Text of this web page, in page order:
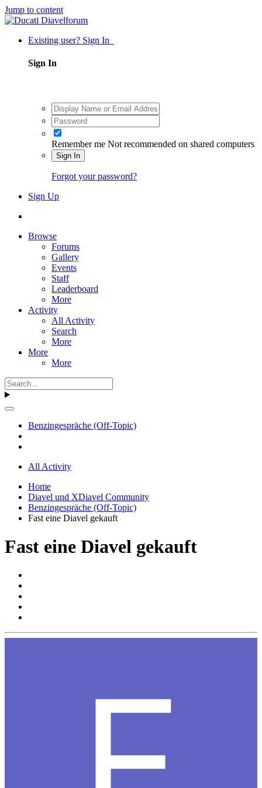
Jump to content
Existing user? Sign In
Sign In
Remember me Not recommended on shared computers
Sign In
Forgot your password?
Sign Up
Browse
Forums
Gallery
Events
Staff
Leaderboard
More
Activity
All Activity
Search
More
More
More
Benzingespräche (Off-Topic)
All Activity
Home
Diavel und XDiavel Community
Benzingespräche (Off-Topic)
Fast eine Diavel gekauft
Fast eine Diavel gekauft